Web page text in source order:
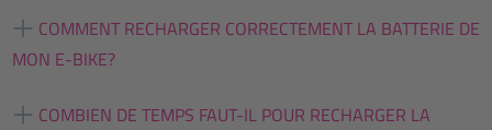
COMMENT RECHARGER CORRECTEMENT LA BATTERIE DE
MON E-BIKE?
COMBIEN DE TEMPS FAUT-IL POUR RECHARGER LA